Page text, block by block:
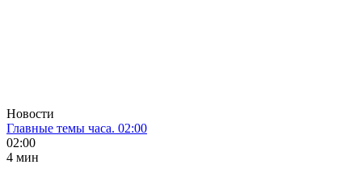
Новости
Главные темы часа. 02:00
02:00
4 мин